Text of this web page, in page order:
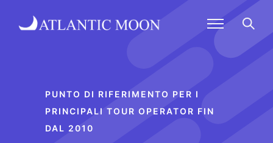
PUNTO DI RIFERIMENTO PER I
PRINCIPALI TOUR OPERATOR FIN
DAL 2010